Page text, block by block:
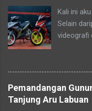
Kali ini
Selain
videografi
kapcai
alam dan
Aku dan
Pemandangan
Tanjung Aru Labuan